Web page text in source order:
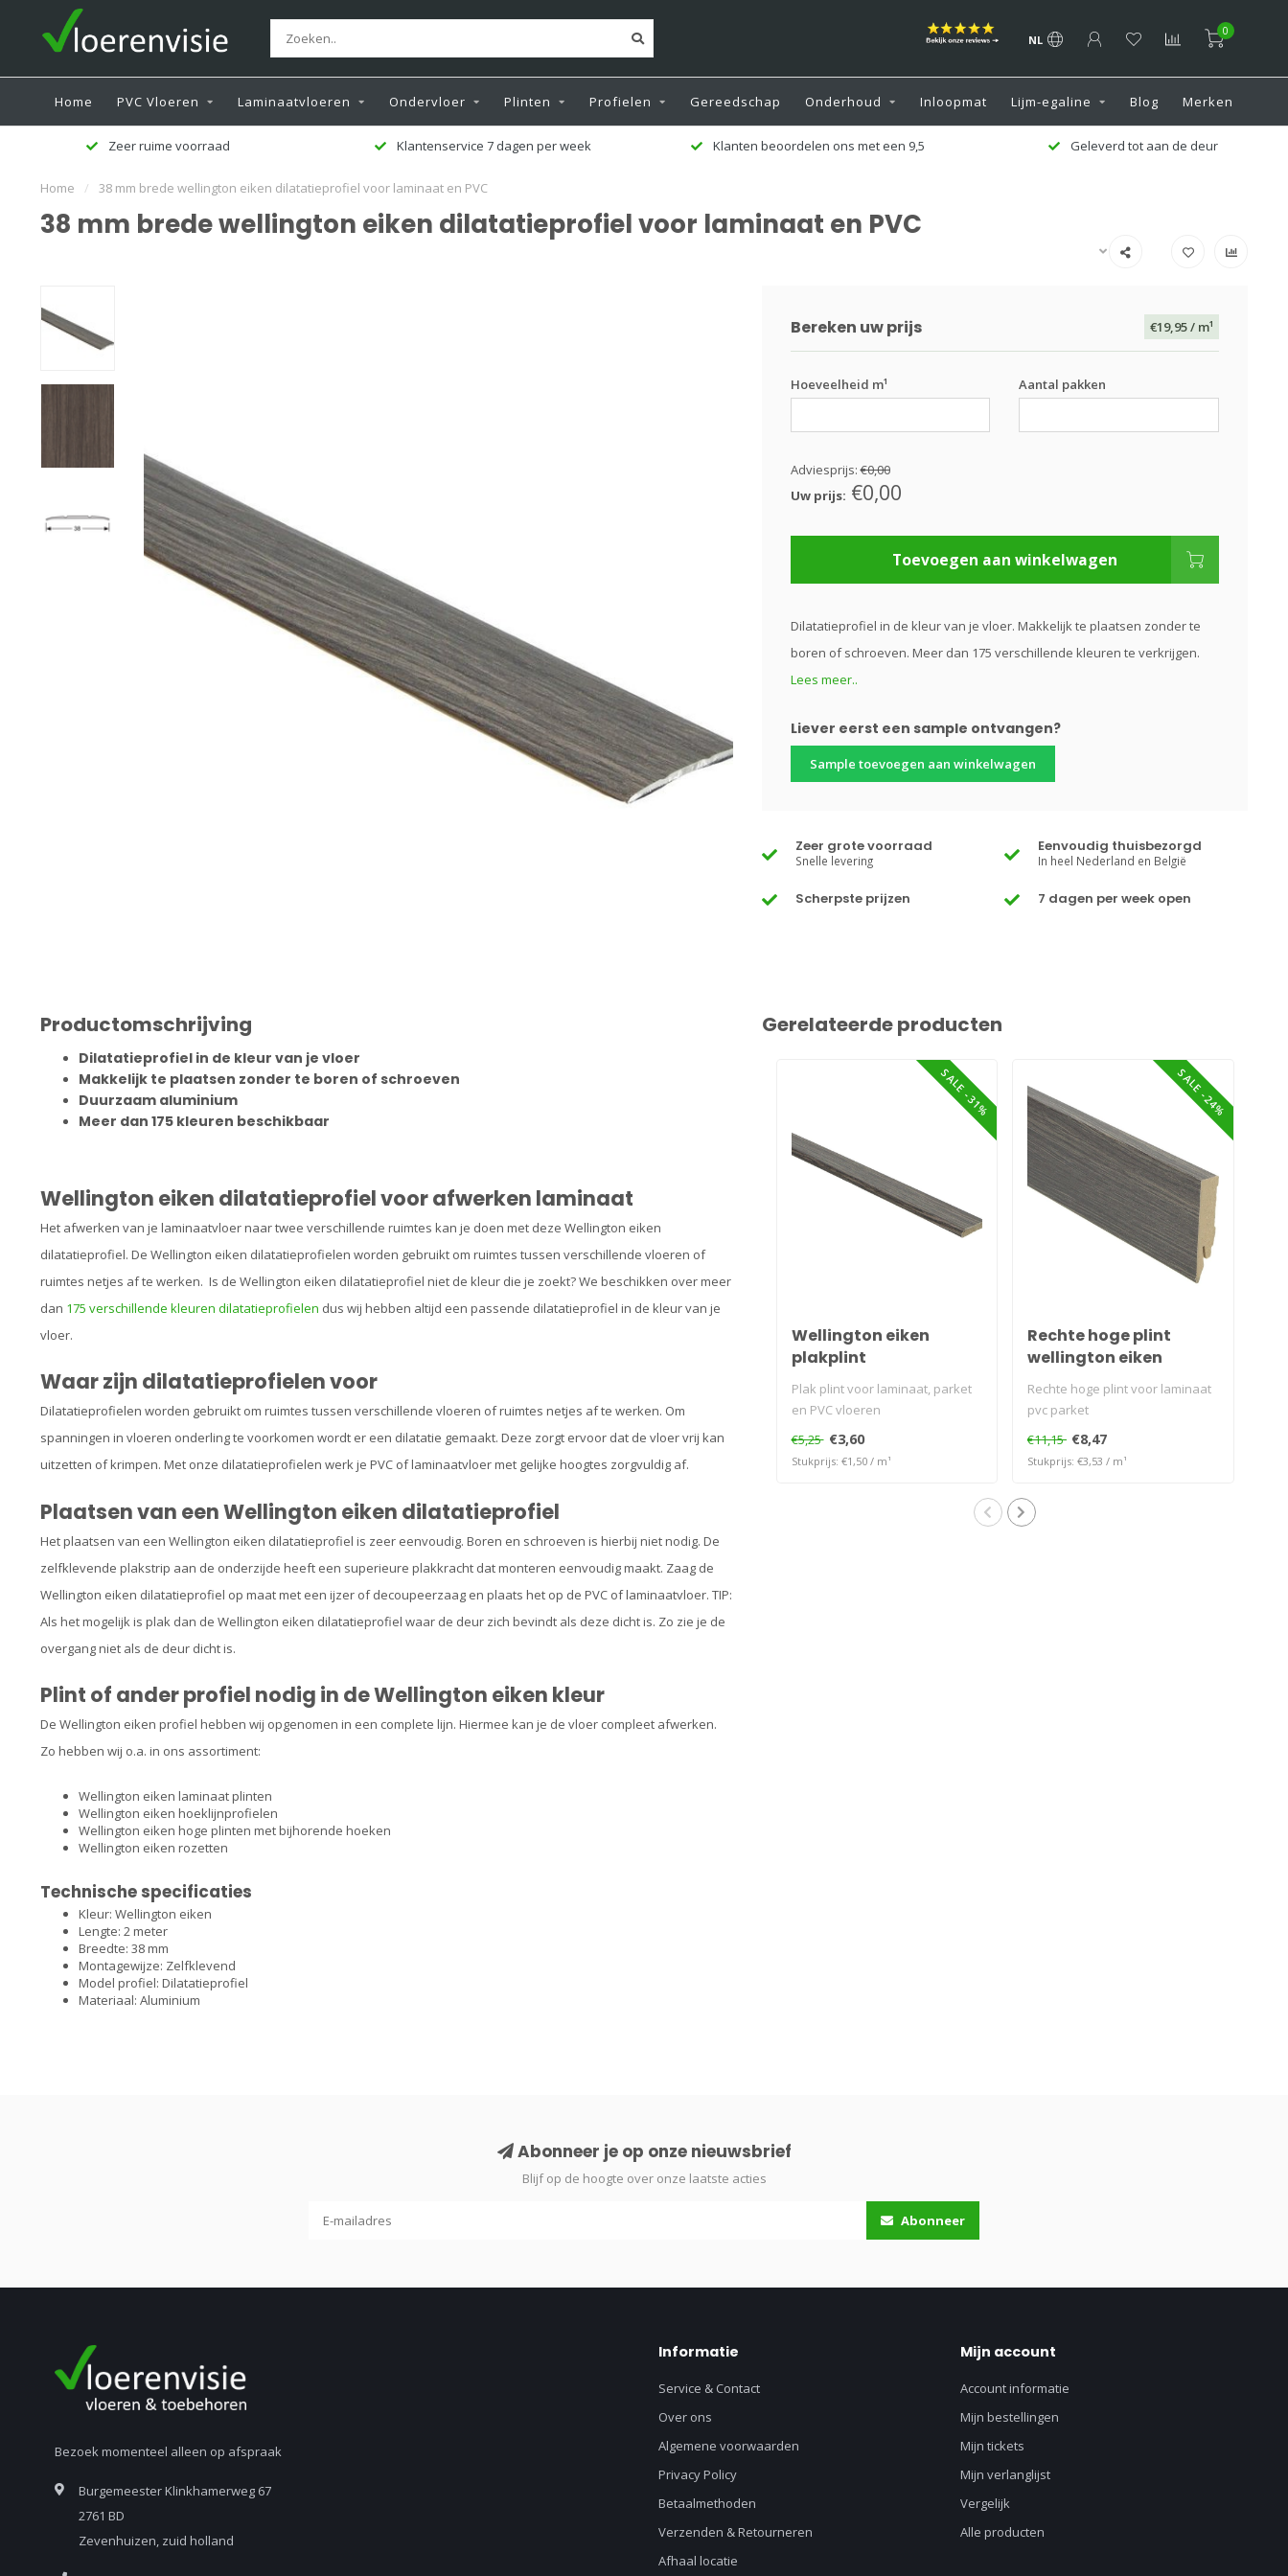
NL
0
Home PVC Vloeren Laminaatvloeren Ondervloer Plinten Profielen Gereedschap Onderhoud Inloopmat Lijm-egaline Blog Merken
Zeer ruime voorraad Klantenservice 7 dagen per week Klanten beoordelen ons met een 9,5 Geleverd tot aan de deur
Home / 38 mm brede wellington eiken dilatatieprofiel voor laminaat en PVC
38 mm brede wellington eiken dilatatieprofiel voor laminaat en PVC
Bereken uw prijs €19,95/ m¹
Hoeveelheid m¹ Aantal pakken
Adviesprijs:€0,00
Uw prijs: €0,00
Toevoegen aan winkelwagen
Dilatatieprofiel in de kleur van je vloer. Makkelijk te plaatsen zonder te
boren of schroeven. Meer dan 175 verschillende kleuren te verkrijgen.
Lees meer..
Liever eerst een sample ontvangen?
Sample toevoegen aan winkelwagen
Zeer grote voorraad
Snelle levering
Eenvoudig thuisbezorgd
In heel Nederland en België
Scherpste prijzen 7 dagen per week open
Productomschrijving
Dilatatieprofiel in de kleur van je vloer
Makkelijk te plaatsen zonder te boren of schroeven
Duurzaam aluminium
Meer dan 175 kleuren beschikbaar
Wellington eiken dilatatieprofiel voor afwerken laminaat
Het afwerken van je laminaatvloer naar twee verschillende ruimtes kan je doen met deze Wellington eiken
dilatatieprofiel. De Wellington eiken dilatatieprofielen worden gebruikt om ruimtes tussen verschillende vloeren of
ruimtes netjes af te werken. Is de Wellington eiken dilatatieprofiel niet de kleur die je zoekt? We beschikken over meer
dan 175 verschillende kleuren dilatatieprofielen dus wij hebben altijd een passende dilatatieprofiel in de kleur van je
vloer.
Waar zijn dilatatieprofielen voor
Dilatatieprofielen worden gebruikt om ruimtes tussen verschillende vloeren of ruimtes netjes af te werken. Om
spanningen in vloeren onderling te voorkomen wordt er een dilatatie gemaakt. Deze zorgt ervoor dat de vloer vrij kan
uitzetten of krimpen. Met onze dilatatieprofielen werk je PVC of laminaatvloer met gelijke hoogtes zorgvuldig af.
Plaatsen van een Wellington eiken dilatatieprofiel
Het plaatsen van een Wellington eiken dilatatieprofiel is zeer eenvoudig. Boren en schroeven is hierbij niet nodig. De
zelfklevende plakstrip aan de onderzijde heeft een superieure plakkracht dat monteren eenvoudig maakt. Zaag de
Wellington eiken dilatatieprofiel op maat met een ijzer of decoupeerzaag en plaats het op de PVC of laminaatvloer. TIP:
Als het mogelijk is plak dan de Wellington eiken dilatatieprofiel waar de deur zich bevindt als deze dicht is. Zo zie je de
overgang niet als de deur dicht is.
Plint of ander profiel nodig in de Wellington eiken kleur
De Wellington eiken profiel hebben wij opgenomen in een complete lijn. Hiermee kan je de vloer compleet afwerken.
Zo hebben wij o.a. in ons assortiment:
Wellington eiken laminaat plinten
Wellington eiken hoeklijnprofielen
Wellington eiken hoge plinten met bijhorende hoeken
Wellington eiken rozetten
Technische specificaties
Kleur: Wellington eiken
Lengte: 2 meter
Breedte: 38 mm
Montagewijze: Zelfklevend
Model profiel: Dilatatieprofiel
Materiaal: Aluminium
Gerelateerde producten
SALE -31%
Wellington eiken
plakplint
Plak plint voor laminaat, parket
en PVC vloeren
€5,25 €3,60
Stukprijs: €1,50 / m¹
SALE -24%
Rechte hoge plint
wellington eiken
Rechte hoge plint voor laminaat
pvc parket
€11,15 €8,47
Stukprijs: €3,53 / m¹
Abonneer je op onze nieuwsbrief
Blijf op de hoogte over onze laatste acties
Abonneer
Bezoek momenteel alleen op afspraak
Burgemeester Klinkhamerweg 67
2761 BD
Zevenhuizen, zuid holland
Informatie
Service & Contact
Over ons
Algemene voorwaarden
Privacy Policy
Betaalmethoden
Verzenden & Retourneren
Afhaal locatie
Mijn account
Account informatie
Mijn bestellingen
Mijn tickets
Mijn verlanglijst
Vergelijk
Alle producten